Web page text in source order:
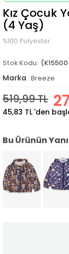
Kız Çocuk
(4 Yaş)
%100 Polyester
Marka : Breeze
519,99 TL
45,83 TL 'den
Bu Ürünün